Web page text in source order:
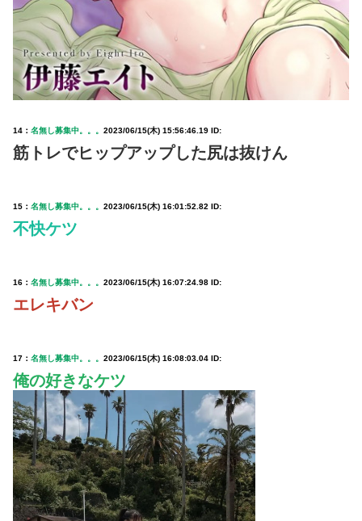
14： 名無し募集中。。。 2023/06/15(木) 15:56:46.19 ID:
筋トレでヒップアップした尻は抜けん
15： 名無し募集中。。。 2023/06/15(木) 16:01:52.82 ID:
不快ケツ
16： 名無し募集中。。。 2023/06/15(木) 16:07:24.98 ID:
エレキバン
17： 名無し募集中。。。 2023/06/15(木) 16:08:03.04 ID:
俺の好きなケツ